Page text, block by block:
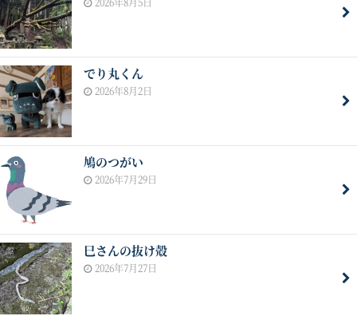
でり丸くん
2026年8月2日
鳩のつがい
2026年7月29日
巳さんの抜け殻
2026年7月27日